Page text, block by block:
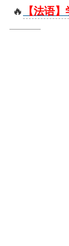
🔥 【法语